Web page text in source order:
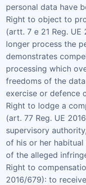
personal data have
Right to object to
(artt. 7 e 21 Reg.
longer process the
demonstrates
processing which
freedoms of the
exercise or defence
Right to lodge a
(art. 77 Reg. UE
supervisory
of his or her
of the alleged
Right to
2016/679): to